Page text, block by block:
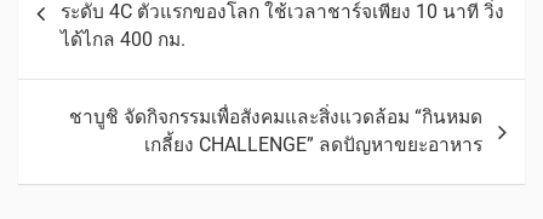
ระดับ 4C ตัวแรกของโลก ใช้เวลาชาร์จเพียง 10 นาที วิ่ง
ได้ไกล 400 กม.
ชาบูชิ จัดกิจกรรมเพื่อสังคมและสิ่งแวดล้อม “กินหมด
เกลี้ยง CHALLENGE” ลดปัญหาขยะอาหาร